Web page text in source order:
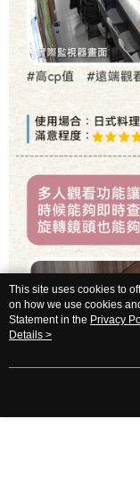
This site uses cookies to
on how we use cookies
Statement in the Privacy
agree to our use of
Details >